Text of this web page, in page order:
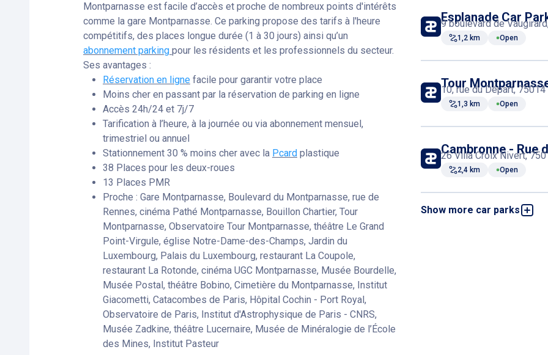
Montparnasse est facile d’accès et proche de nombreux points d'intérêts
comme la gare Montparnasse. Ce parking propose des tarifs à l'heure
compétitifs, des places longue durée (1 à 30 jours) ainsi qu’un
abonnement parking pour les résidents et les professionnels du secteur.
Ses avantages :
Réservation en ligne facile pour garantir votre place
Moins cher en passant par la réservation de parking en ligne
Accès 24h/24 et 7j/7
Tarification à l’heure, à la journée ou via abonnement mensuel,
trimestriel ou annuel
Stationnement 30 % moins cher avec la Pcard plastique
38 Places pour les deux-roues
13 Places PMR
Proche : Gare Montparnasse, Boulevard du Montparnasse, rue de
Rennes, cinéma Pathé Montparnasse, Bouillon Chartier, Tour
Montparnasse, Observatoire Tour Montparnasse, théâtre Le Grand
Point-Virgule, église Notre-Dame-des-Champs, Jardin du
Luxembourg, Palais du Luxembourg, restaurant La Coupole,
restaurant La Rotonde, cinéma UGC Montparnasse, Musée Bourdelle,
Musée Postal, théâtre Bobino, Cimetière du Montparnasse, Institut
Giacometti, Catacombes de Paris, Hôpital Cochin - Port Royal,
Observatoire de Paris, Institut d'Astrophysique de Paris - CNRS,
Musée Zadkine, théâtre Lucernaire, Musée de Minéralogie de l’École
des Mines, Institut Pasteur
Esplanade Car
9 boulevard de
1,2 km Open
Tour
10, rue du Départ,
1,3 km Open
Cambronne - Rue
26 Villa Croix Nivert,
2,4 km Open
Show more car parks
Salpêtrière Italie